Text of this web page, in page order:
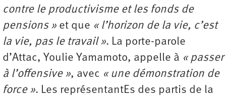
contre le productivisme et les fonds de
pensions » et que « l’horizon de la vie, c’est
la vie, pas le travail ». La porte-parole
d’Attac, Youlie Yamamoto, appelle à « passer
à l’offensive », avec « une démonstration de
force ». Les représentantEs des partis de la